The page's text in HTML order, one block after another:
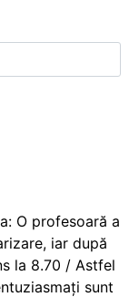
O profesoară a
iar după
la 8.70 / Astfel
sunt